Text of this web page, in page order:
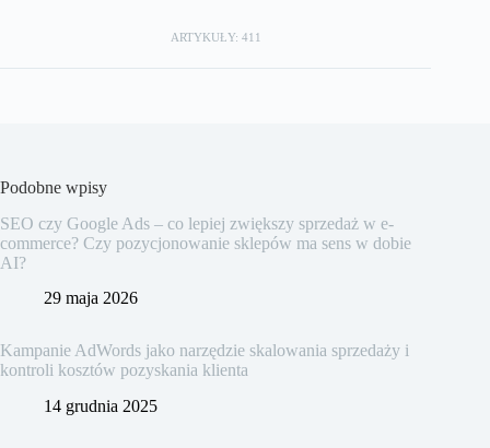
ARTYKUŁY: 411
Podobne wpisy
SEO czy Google Ads – co lepiej zwiększy sprzedaż w e-
commerce? Czy pozycjonowanie sklepów ma sens w dobie
AI?
29 maja 2026
Kampanie AdWords jako narzędzie skalowania sprzedaży i
kontroli kosztów pozyskania klienta
14 grudnia 2025